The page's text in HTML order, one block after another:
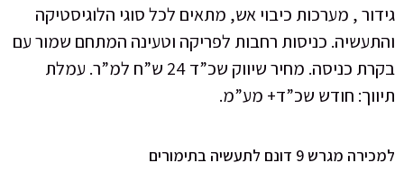
גידור , מערכות כיבוי אש, מתאים לכל סוגי הלוגיסטיקה
והתעשיה. כניסות רחבות לפריקה וטעינה המתחם שמור עם
בקרת כניסה. מחיר שיווק שכ”ד 24 ש”ח למ”ר. עמלת
תיווך: חודש שכ”ד+ מע”מ.
למכירה מגרש 9 דונם לתעשיה בתימורים